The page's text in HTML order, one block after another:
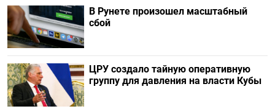
В Рунете произошел масштабный
сбой
ЦРУ создало тайную оперативную
группу для давления на власти Кубы